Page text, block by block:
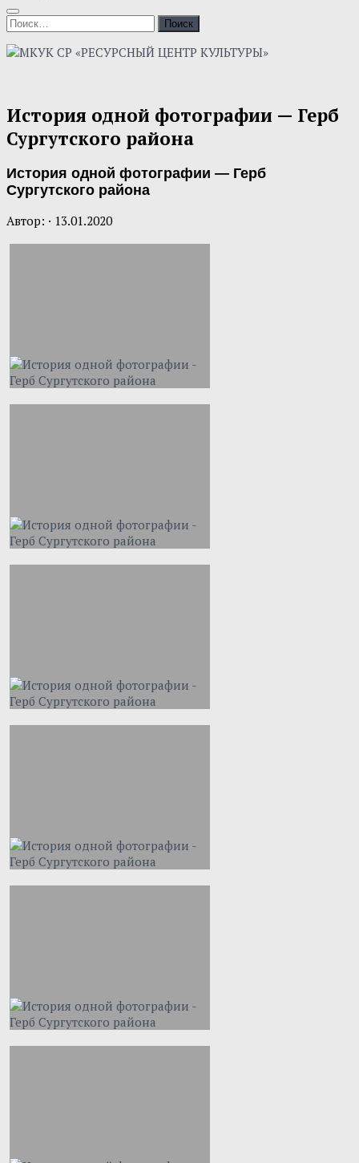
Найти:
История одной фотографии — Герб
Сургутского района
История одной фотографии — Герб
Сургутского района
Автор: · 13.01.2020